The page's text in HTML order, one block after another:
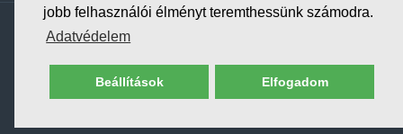
jobb felhasználói élményt teremthessünk számodra.
Adatvédelem
Beállítások Elfogadom
Copyright © 2026, Bio-Forrás biobolt